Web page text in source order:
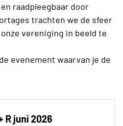
raadpleegbaar door
trachten we de sfeer
vereniging in beeld te
evenement waarvan je de
R juni 2026